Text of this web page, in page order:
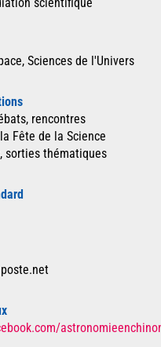
Sciences de l'Univers
rencontres
Fête de la Science
sorties thématiques